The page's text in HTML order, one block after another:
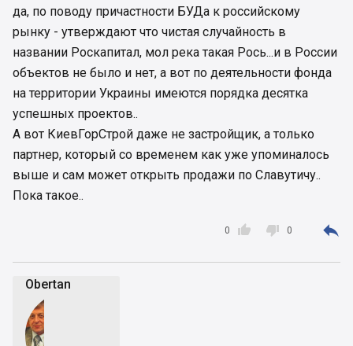
да, по поводу причастности БУДа к российскому
рынку - утверждают что чистая случайность в
названии Роскапитал, мол река такая Рось...и в России
объектов не было и нет, а вот по деятельности фонда
на территории Украины имеются порядка десятка
успешных проектов..
А вот КиевГорСтрой даже не застройщик, а только
партнер, который со временем как уже упоминалось
выше и сам может открыть продажи по Славутичу..
Пока такое..

0  0 
Obertan